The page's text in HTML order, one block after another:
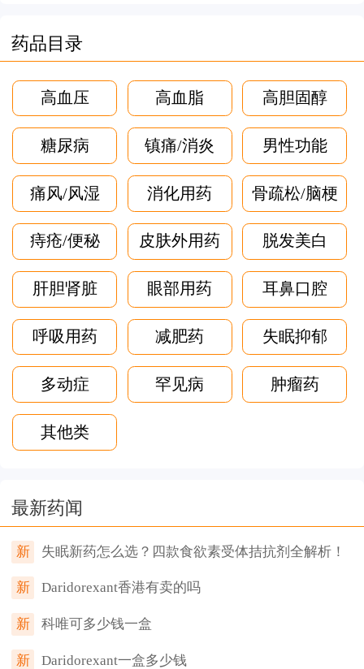
药品目录
高血压 高血脂 高胆固醇
糖尿病 镇痛/消炎 男性功能
痛风/风湿 消化用药 骨疏松/脑梗
痔疮/便秘 皮肤外用药 脱发美白
肝胆肾脏 眼部用药 耳鼻口腔
呼吸用药 减肥药 失眠抑郁
多动症 罕见病 肿瘤药
其他类
最新药闻
新 失眠新药怎么选？四款食欲素受体拮抗剂全解析！
新 Daridorexant香港有卖的吗
新 科唯可多少钱一盒
新 Daridorexant一盒多少钱